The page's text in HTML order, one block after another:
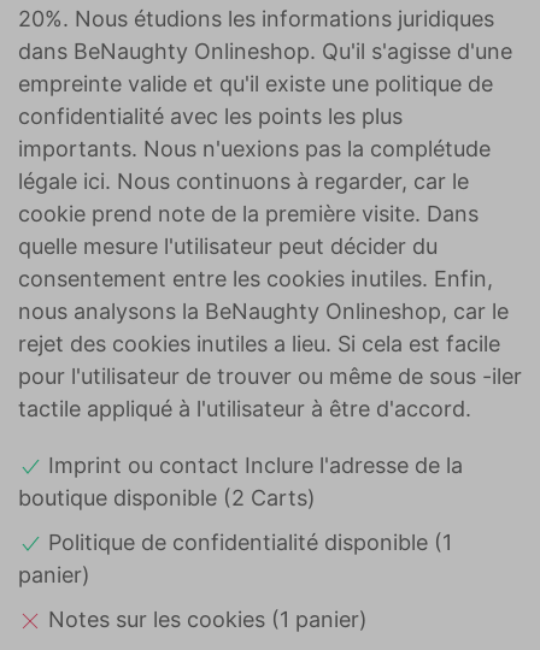
20%. Nous étudions les informations juridiques
dans BeNaughty Onlineshop. Qu'il s'agisse d'une
empreinte valide et qu'il existe une politique de
confidentialité avec les points les plus
importants. Nous n'uexions pas la complétude
légale ici. Nous continuons à regarder, car le
cookie prend note de la première visite. Dans
quelle mesure l'utilisateur peut décider du
consentement entre les cookies inutiles. Enfin,
nous analysons la BeNaughty Onlineshop, car le
rejet des cookies inutiles a lieu. Si cela est facile
pour l'utilisateur de trouver ou même de sous -iler
tactile appliqué à l'utilisateur à être d'accord.
Imprint ou contact Inclure l'adresse de la
boutique disponible (2 Carts)
Politique de confidentialité disponible (1
panier)
Notes sur les cookies (1 panier)